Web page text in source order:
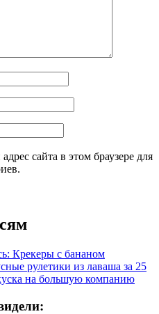
сайта в этом браузере для
Крекеры с бананом
рулетики из лаваша за 25
на большую компанию